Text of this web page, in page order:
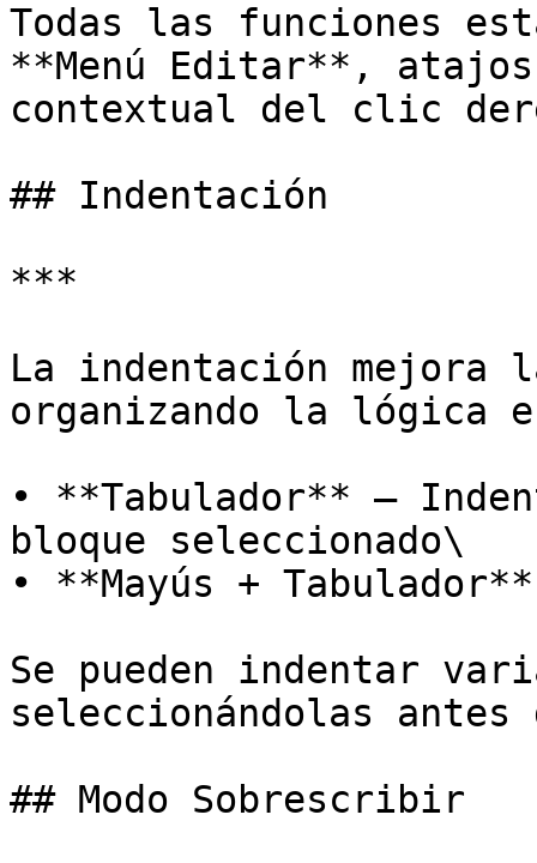
Todas las funciones
**Menú Editar**,
contextual del clic
## Indentación
***
La indentación
organizando la lógica
• **Tabulador** –
bloque seleccionado\
• **Mayús +
Se pueden indentar
seleccionándolas
## Modo Sobrescribir